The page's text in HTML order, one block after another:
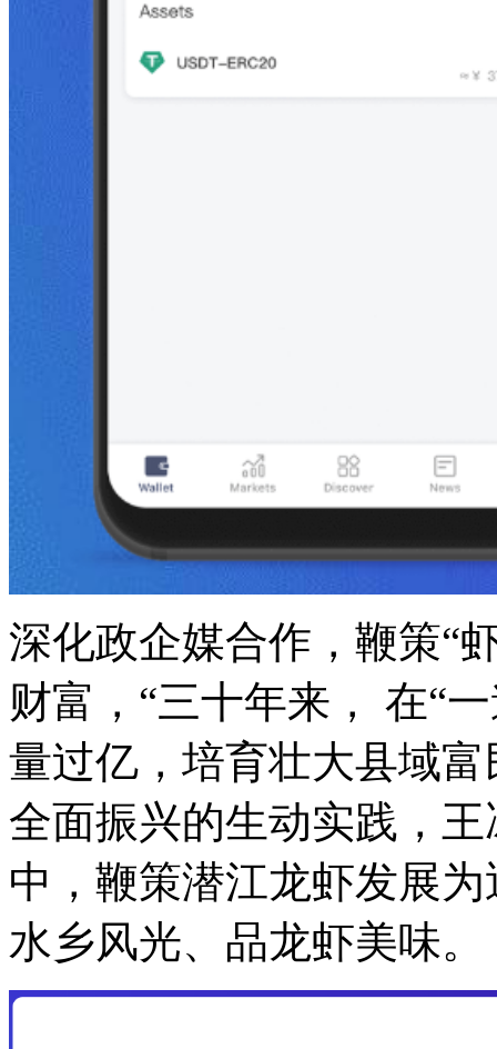
深化政企媒合作，鞭策“
财富，“三十年来， 在“
量过亿，培育壮大县域
全面振兴的生动实践，
中，鞭策潜江龙虾发展
水乡风光、品龙虾美味。